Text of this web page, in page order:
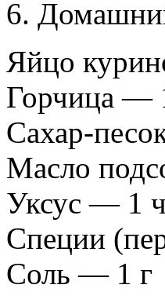
6.
Яйцо
Горчица —
Сахар-
Масло
Уксус — 1
Специи
Соль — 1 г